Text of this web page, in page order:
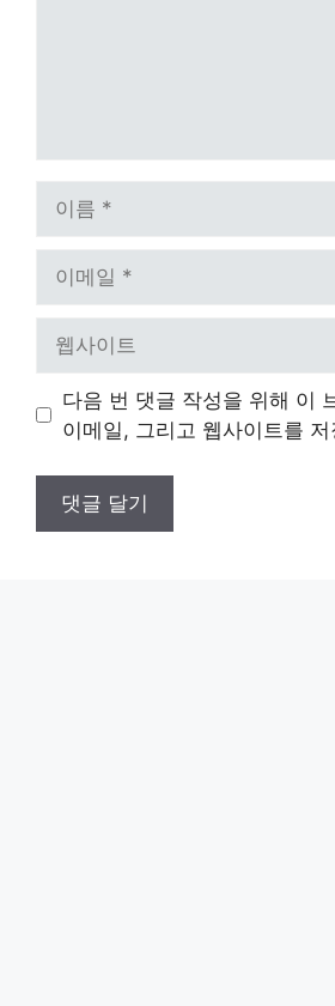
일
트
다음 번 댓글 작성을 위해 이
이메일, 그리고 웹사이트를